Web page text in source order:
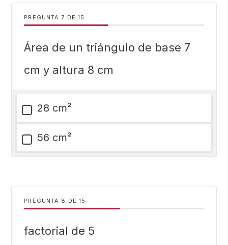
PREGUNTA DE 15
Área de un triángulo de base 7
cm y altura 8 cm
28 cm²
56 cm²
PREGUNTA DE 15
factorial de 5